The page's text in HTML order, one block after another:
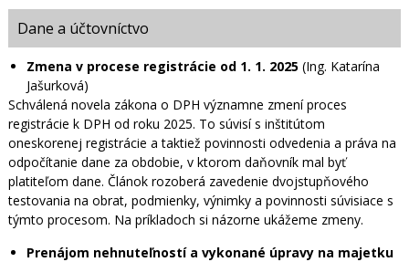
Dane a účtovníctvo
Zmena v procese registrácie od 1. 1. 2025(Ing. Katarína
Jašurková)
Schválená novela zákona o DPH významne zmení proces
registrácie k DPH od roku 2025. To súvisí s inštitútom
oneskorenej registrácie a taktiež povinnosti odvedenia a práva na
odpočítanie dane za obdobie, v ktorom daňovník mal byť
platiteľom dane. Článok rozoberá zavedenie dvojstupňového
testovania na obrat, podmienky, výnimky a povinnosti súvisiace s
týmto procesom. Na príkladoch si názorne ukážeme zmeny.
Prenájom nehnuteľností a vykonané úpravy na majetku